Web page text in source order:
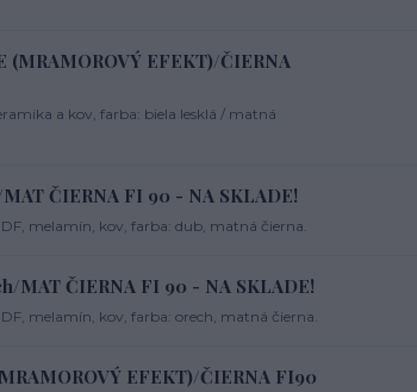
EFEKT)/ČIERNA
a kov, farba: biela lesklá / matná
ČIERNA FI 90 - NA SKLADE!
melamín, kov, farba: dub, matná čierna.
MAT ČIERNA FI 90 - NA SKLADE!
melamín, kov, farba: orech, matná čierna.
EFEKT)/ČIERNA FI90